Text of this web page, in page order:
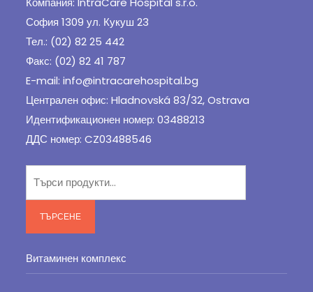
София 1309 ул. Кукуш 23
Тел.: (02) 82 25 442
Факс: (02) 82 41 787
E-mail: info@intracarehospital.bg
Централен офис: Hladnovská 83/32, Ostrava
Идентификационен номер: 03488213
ДДС номер: CZ03488546
ТЪРСЕНЕ
Витаминен комплекс